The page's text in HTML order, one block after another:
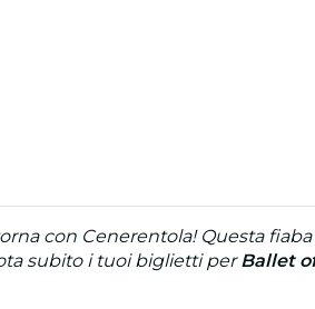
con Cenerentola! Questa
subito i tuoi biglietti perBallet